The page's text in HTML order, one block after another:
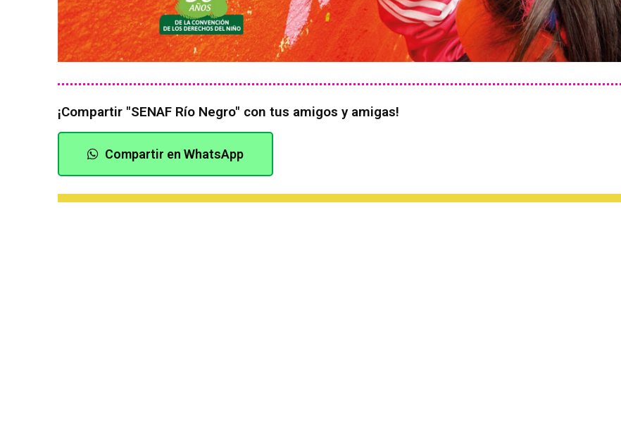
¡Compartir "SENAF Río Negro" con tus amigos y amigas!
Compartir en WhatsApp